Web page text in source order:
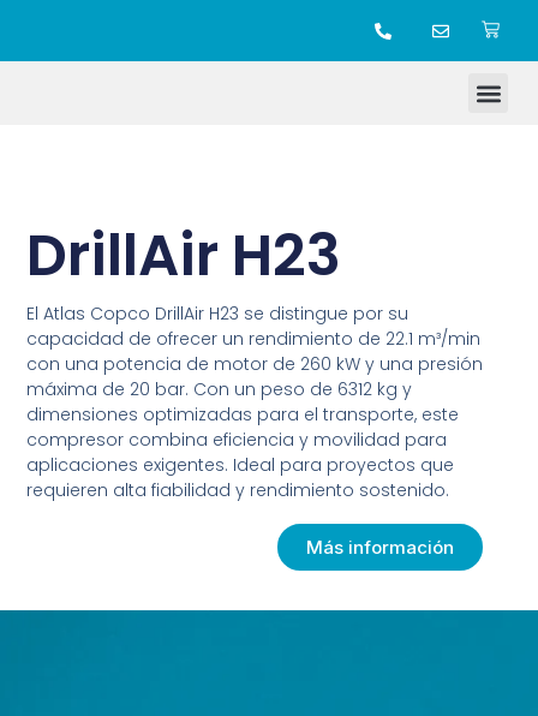
DrillAir H23
El Atlas Copco DrillAir H23 se distingue por su
capacidad de ofrecer un rendimiento de 22.1 m³/min
con una potencia de motor de 260 kW y una presión
máxima de 20 bar. Con un peso de 6312 kg y
dimensiones optimizadas para el transporte, este
compresor combina eficiencia y movilidad para
aplicaciones exigentes. Ideal para proyectos que
requieren alta fiabilidad y rendimiento sostenido.
Más información